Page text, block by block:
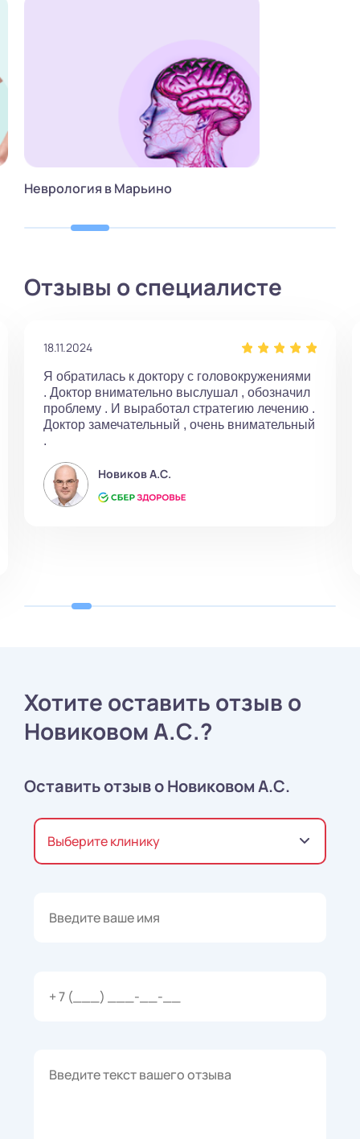
Неврология в Марьино
Отзывы о специалисте
18.11.2024
Я обратилась к доктору с головокружениями
. Доктор внимательно выслушал , обозначил
проблему . И выработал стратегию лечению .
Доктор замечательный , очень внимательный
.
Новиков А.С.
Хотите оставить отзыв о
Новиковом А.С.?
Оставить отзыв о Новиковом А.С.
Выберите клинику